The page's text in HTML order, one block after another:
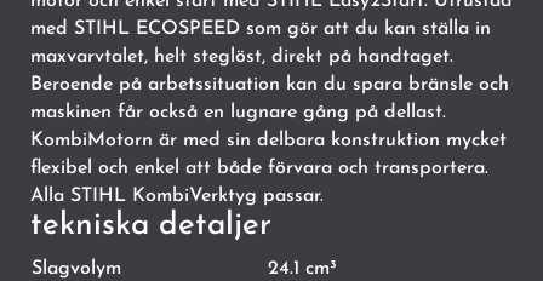
med STIHL ECOSPEED som gör att du kan ställa in
maxvarvtalet, helt steglöst, direkt på handtaget.
Beroende på arbetssituation kan du spara bränsle och
maskinen får också en lugnare gång på dellast.
KombiMotorn är med sin delbara konstruktion mycket
flexibel och enkel att både förvara och transportera.
Alla STIHL KombiVerktyg passar.
tekniska detaljer
Slagvolym
24.1 cm³